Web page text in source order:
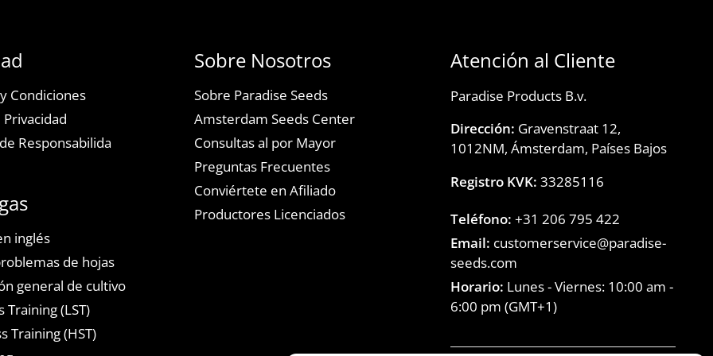
Condiciones
Responsabilida
inglés
de hojas
general de cultivo
Training (LST)
Training (HST)
Sobre Nosotros
Sobre Paradise Seeds
Amsterdam Seeds Center
Consultas al por Mayor
Preguntas Frecuentes
Conviértete en Afiliado
Productores Licenciados
Atención al Cliente
Paradise Products B.v.
Dirección: Gravenstraat 12,
1012NM, Ámsterdam, Países Bajos
Registro KVK: 33285116
Teléfono:+31 206 795 422
Email: customerservice@paradise-
seeds.com
Horario: Lunes - Viernes: 10:00 am -
6:00 pm (GMT+1)